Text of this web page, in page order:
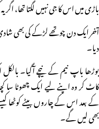
باڑی میں اس کا جی نہیں لگتا تھا، اگر
آخر ایک دن چوتھے لڑکے کی بھی
دیا۔
بوڑھا باپ نیم کے نیچے آگیا۔ بالکل
کاٹ کر وہ اپنے لیے ایک چھوٹا
کے بعد اس کے چاروں بیٹے کوٹھا
بھی لیں گے۔